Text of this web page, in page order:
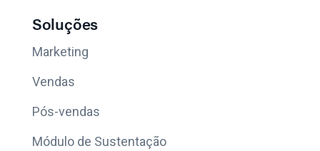
Soluções
Marketing
Vendas
Pós-vendas
Módulo de Sustentação